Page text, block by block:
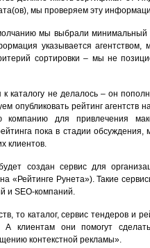
мы проверяем эту
мы выбрали
указывается агентством,
сортировки – мы не
каталогу не делалось – он
опубликовать рейтинг агентств
для привлечения
пока в стадии
клиентов.
создан сервис для
«Рейтинге Рунета»). Такие
и SEO-компаний.
то каталог, сервис тендеров и
А клиентам они помогут
контекстной рекламы».